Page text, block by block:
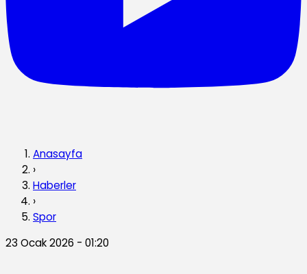
Anasayfa
›
Haberler
›
Spor
23 Ocak 2026 - 01:20